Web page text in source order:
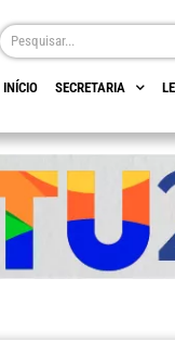
INÍCIO SECRETARIA